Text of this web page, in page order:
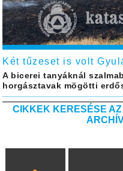
Két tűzeset is volt
A bicerei tanyáknál
horgásztavak mögötti
CIKKEK KERESÉSE AZ